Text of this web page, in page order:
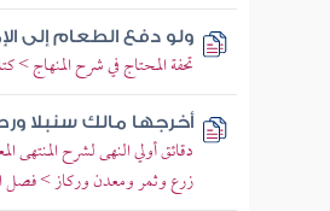
ولو دفع الطعام إلى
تحفة المحتاج في شرح المنهاج >
أخرجها مالك سنبلا
دقائق أولي النهى لشرح
زرع وثمر ومعدن وركاز > فصل